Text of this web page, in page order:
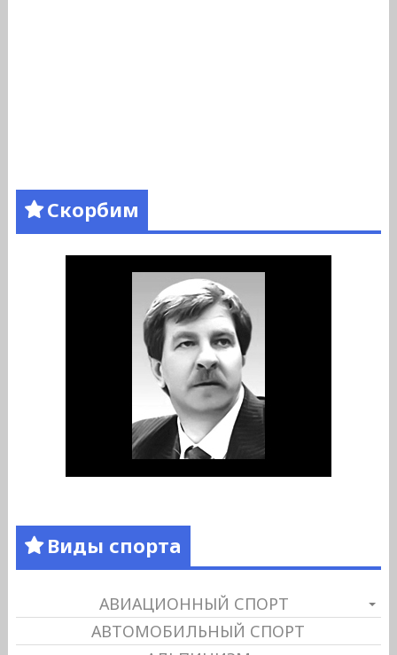
Скорбим
Виды спорта
АВИАЦИОННЫЙ СПОРТ
АВТОМОБИЛЬНЫЙ СПОРТ